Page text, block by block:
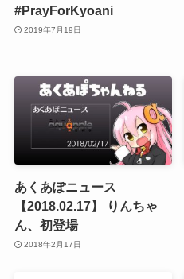
#PrayForKyoani
2019年7月19日
あくあぽニュース
【2018.02.17】 りんちゃ
ん、初登場
2018年2月17日